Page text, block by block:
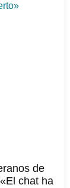
de
chat ha